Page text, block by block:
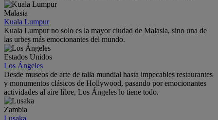
Malasia
Kuala Lumpur
Kuala Lumpur no solo es la mayor ciudad de Malasia, sino una de
las urbes más emocionantes del mundo.
Estados Unidos
Los Ángeles
Desde museos de arte de talla mundial hasta impecables restaurantes
y monumentos clásicos de Hollywood, pasando por emocionantes
actividades al aire libre, Los Ángeles lo tiene todo.
Zambia
Lusaka